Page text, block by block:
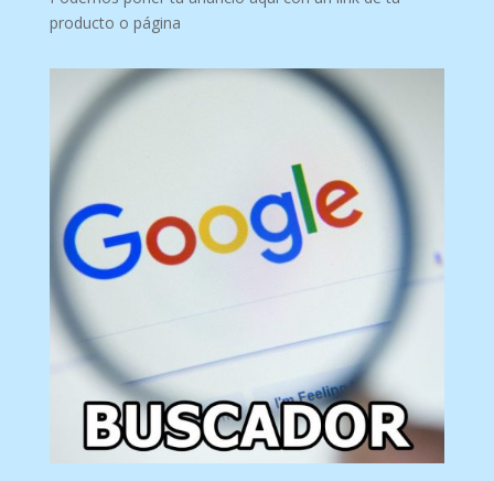
producto o página